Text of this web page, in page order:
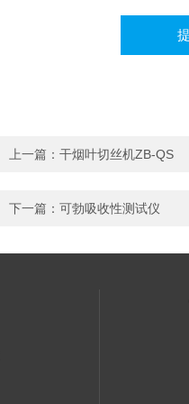
上一篇： 干烟叶切丝机ZB-QS
下一篇： 可勃吸收性测试仪